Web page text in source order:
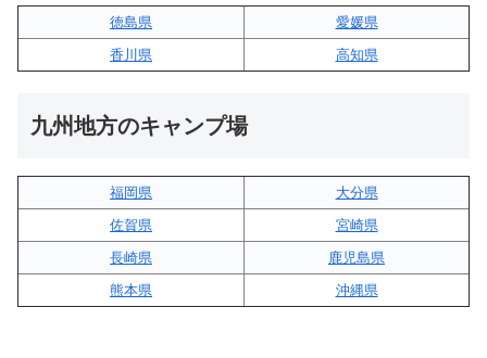
徳島県
愛媛県
香川県
高知県
九州地方のキャンプ場
福岡県
大分県
佐賀県
宮崎県
長崎県
鹿児島県
熊本県
沖縄県